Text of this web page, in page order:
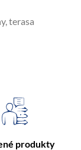
,terasa
produkty